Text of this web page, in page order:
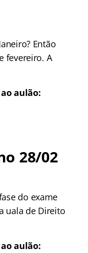
Então
fevereiro. A
aulão:
28/02
do exame
uala de Direito
aulão: